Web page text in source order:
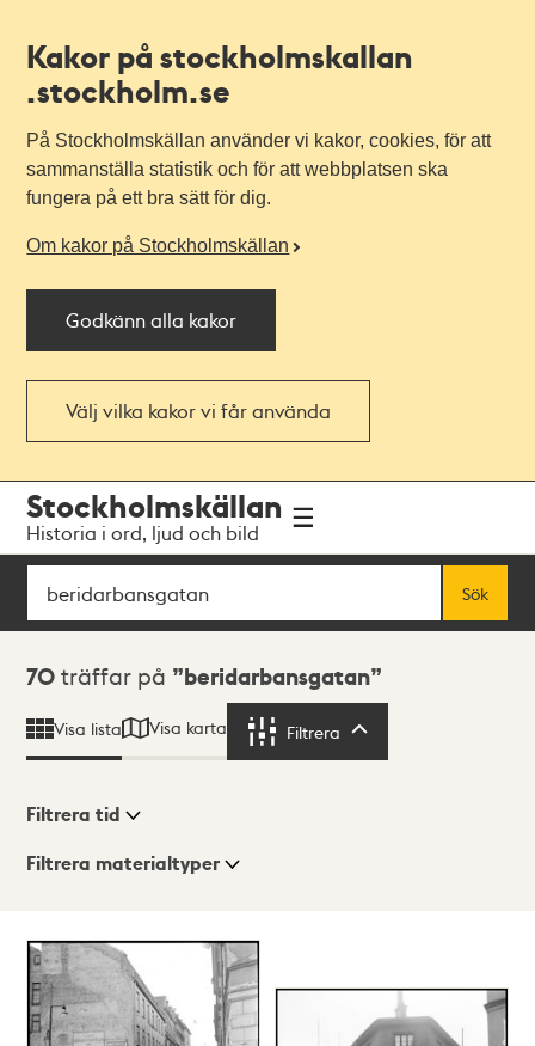
Kakor på stockholmskallan
.stockholm.se
På Stockholmskällan använder vi kakor, cookies, för att
sammanställa statistik och för att webbplatsen ska
fungera på ett bra sätt för dig.
Om kakor på Stockholmskällan
Godkänn alla kakor
Välj vilka kakor vi får använda
navigationen
huvudinnehållet
Stockholmskällan
Historia i ord, ljud och bild
Sök
Sök
Sökresultat
70 träffar på beridarbansgatan
Visa lista Visa karta Filtrera
Visningsläge
ListaKarta
Filtrera tid
Filtrera materialtyper
träffar